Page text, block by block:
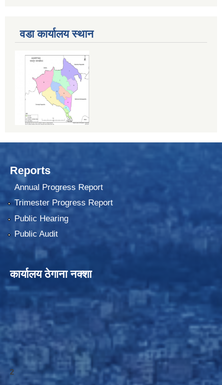
वडा कार्यालय स्थान
Reports
Annual Progress Report
Trimester Progress Report
Public Hearing
Public Audit
कार्यालय ठेगाना नक्शा
2